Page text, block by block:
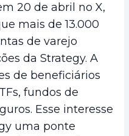
20 de abril no X,
mais de 13.000
de varejo
da Strategy. A
de beneficiários
fundos de
Esse interesse
uma ponte